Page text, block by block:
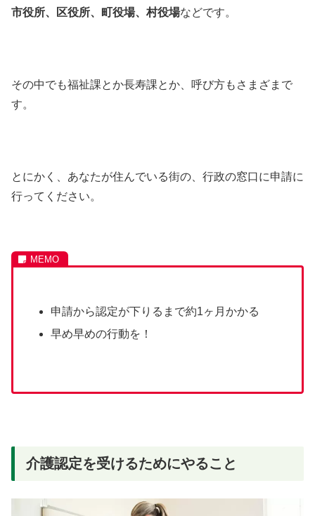
市役所、区役所、町役場、村役場などです。
その中でも福祉課とか長寿課とか、呼び方もさまざまで
す。
とにかく、あなたが住んでいる街の、行政の窓口に申請に
行ってください。
申請から認定が下りるまで約1ヶ月かかる
早め早めの行動を！
介護認定を受けるためにやること